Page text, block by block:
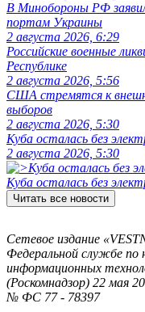
В Минобороны РФ
портам Украины
2 августа 2026, 6:29
Российские военные
Республике
2 августа 2026, 5:56
США стремятся к
выборов
2 августа 2026, 5:30
Куба осталась без
2 августа 2026, 5:30
Куба осталась без
Читать все новости
Сетевое издание
Федеральной службе по
информационных
(Роскомнадзор) 22 мая
№ ФС 77 - 78397